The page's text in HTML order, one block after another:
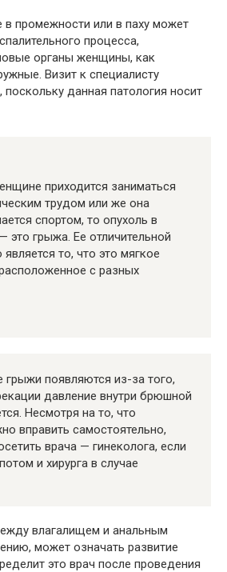
в промежности или в паху может
процесса,
органы женщины, как
Визит к специалисту
данная патология носит
приходится заниматься
трудом или же она
спортом, то опухоль в
это грыжа. Ее отличительной
то, что это мягкое
с разных
грыжи появляются из-за того,
давление внутри брюшной
Несмотря на то, что
вправить самостоятельно,
врача — гинеколога, если
и хирурга в случае
влагалищем и анальным
может означать развитие
это врач после проведения